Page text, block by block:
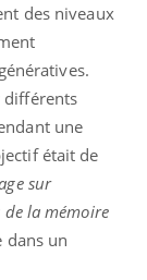
des niveaux
différents
une
était de
sur
la mémoire
dans un